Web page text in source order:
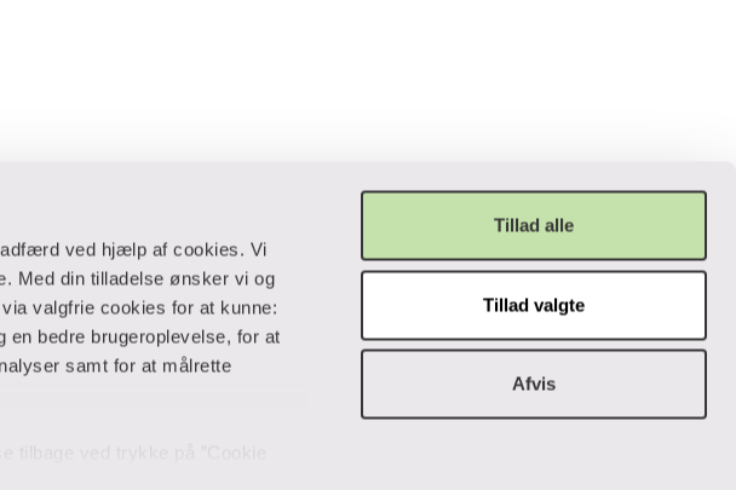
ved hjælp af cookies. Vi
Med din tilladelse ønsker vi og
valgfrie cookies for at kunne:
en bedre brugeroplevelse, for at
samt for at målrette
Tillad alle
Tillad valgte
Afvis
og studerende Privatliv og lovgivning
Data og privatliv